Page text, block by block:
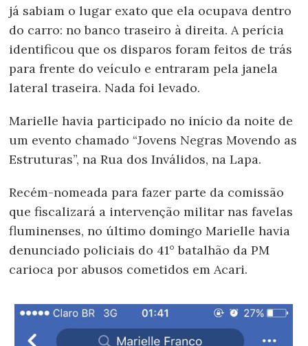
já sabiam o lugar exato que ela ocupava dentro
do carro: no banco traseiro à direita. A perícia
identificou que os disparos foram feitos de trás
para frente do veículo e entraram pela janela
lateral traseira. Nada foi levado.
Marielle havia participado no início da noite de
um evento chamado “Jovens Negras Movendo as
Estruturas”, na Rua dos Inválidos, na Lapa.
Recém-nomeada para fazer parte da comissão
que fiscalizará a intervenção militar nas favelas
fluminenses, no último domingo Marielle havia
denunciado policiais do 41° batalhão da PM
carioca por abusos cometidos em Acari.